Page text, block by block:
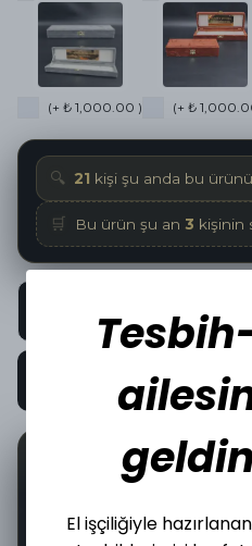
(+ ₺ 1,000.00 ) (+ ₺
🔍 21 kişi şu anda bu
🛒 Bu ürün şu an 3 kişinin
İncelediğiniz
El işçiliğiyle